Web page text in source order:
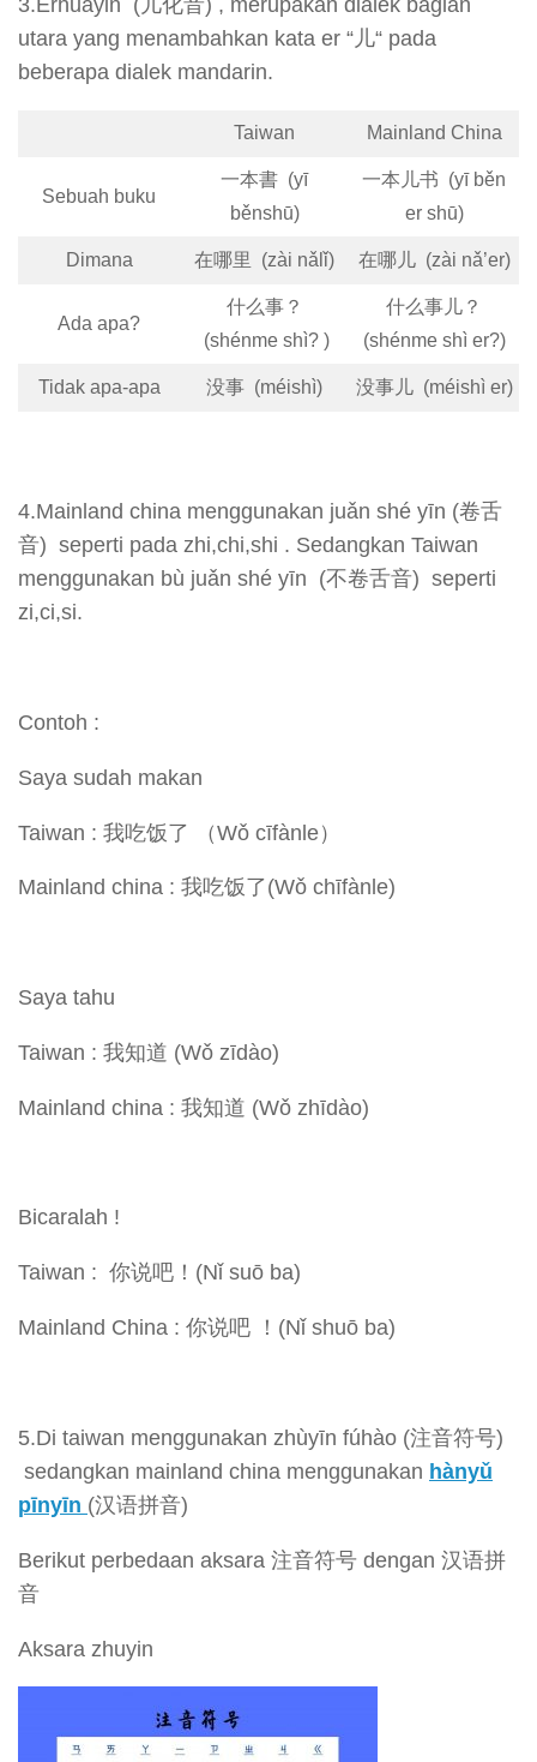
3.Erhuayin (儿化音) , merupakan dialek bagian
utara yang menambahkan kata er “儿“ pada
beberapa dialek mandarin.
Taiwan Mainland China
Sebuah buku
一本書 (yī
běnshū)
一本儿书 (yī běn
er shū)
Dimana 在哪里 (zài nǎlǐ) 在哪儿 (zài nǎ’er)
Ada apa?
什么事？
(shénme shì? )
什么事儿？
(shénme shì er?)
Tidak apa-apa 没事 (méishì) 没事儿 (méishì er)
4.Mainland china menggunakan juǎn shé yīn (卷舌
音) seperti pada zhi,chi,shi . Sedangkan Taiwan
menggunakan bù juǎn shé yīn (不卷舌音) seperti
zi,ci,si.
Contoh :
Saya sudah makan
Taiwan : 我吃饭了 （Wǒ cīfànle）
Mainland china : 我吃饭了(Wǒ chīfànle)
Saya tahu
Taiwan : 我知道 (Wǒ zīdào)
Mainland china : 我知道 (Wǒ zhīdào)
Bicaralah !
Taiwan : 你说吧！(Nǐ suō ba)
Mainland China : 你说吧 ！(Nǐ shuō ba)
5.Di taiwan menggunakan zhùyīn fúhào (注音符号)
sedangkan mainland china menggunakan hànyǔ
pīnyīn (汉语拼音)
Berikut perbedaan aksara 注音符号 dengan 汉语拼
音
Aksara zhuyin